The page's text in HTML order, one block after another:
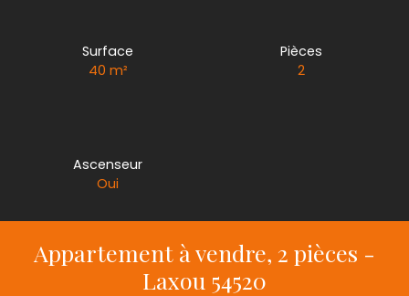
Surface
40 m²
Pièces
2
Ascenseur
Oui
Appartement à vendre, 2 pièces -
Laxou 54520